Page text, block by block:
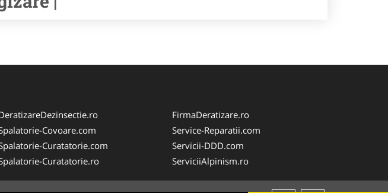
Covoare.com
Curatatorie.com
Curatatorie.ro
FirmaDeratizare.ro
Service-Reparatii.com
Servicii-DDD.com
ServiciiAlpinism.ro